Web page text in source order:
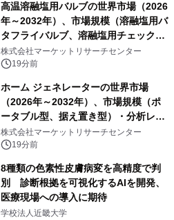
高温溶融塩用バルブの世界市場（2026
年～2032年）、市場規模（溶融塩用バ
タフライバルブ、溶融塩用チェックバ
ルブ、溶融塩用ゲートバルブ、Y型溶
融塩用グローブバルブ、電動式溶融塩
用遮断バルブ）・分析レポートを発表
株式会社マーケットリサーチセンター
19分前
ホーム ジェネレーターの世界市場
（2026年～2032年）、市場規模（ポ
ータブル型、据え置き型）・分析レポ
ートを発表
株式会社マーケットリサーチセンター
19分前
8種類の色素性皮膚病変を高精度で判
別 診断根拠を可視化するAIを開発、
医療現場への導入に期待
学校法人近畿大学